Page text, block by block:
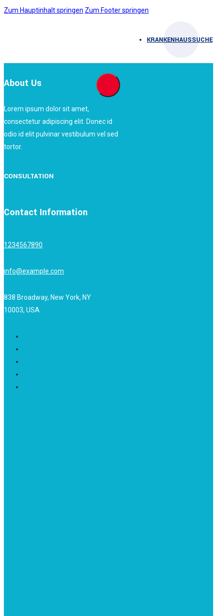
Zum Hauptinhalt springen Zum Footer springen
KRANKENHAUSSUCHE
About Us
Lorem ipsum dolor sit amet,
consectetur adipiscing elit. Donec id
odio id elit pulvinar vestibulum vel sed
tortor.
CONSULTATION
Contact Information
1234567890
info@example.com
838 Broadway, New York, NY
10003, USA